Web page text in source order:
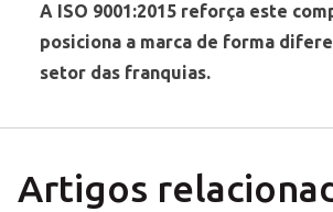
A ISO 9001:2015 reforça este
posiciona a marca de forma
setor das franquias.
Artigos